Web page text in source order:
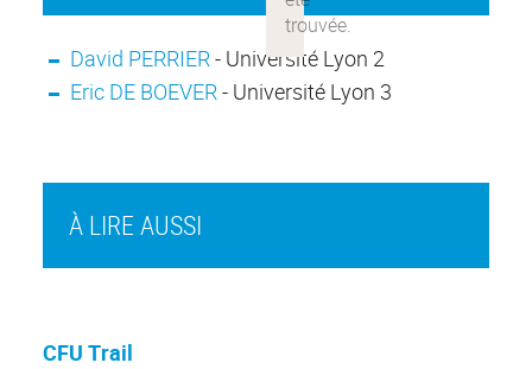
À LIRE AUSSI
CFU Trail
David PERRIER- Université Lyon 2
Eric DE BOEVER- Université Lyon 3